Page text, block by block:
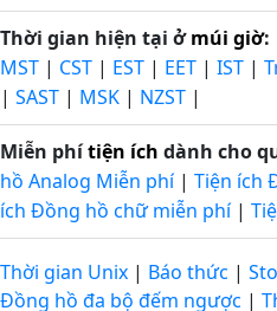
Thời gian hiện tại ởmúi giờ:
MST | CST | EST | EET | IST |
| SAST | MSK | NZST |
Miễn phítiện ích dành cho
hồ Analog Miễn phí| Tiện ích
ích Đồng hồ chữ miễn phí|
Thời gian Unix | Báo thức |
Đồng hồ đa bộ đếm ngược |